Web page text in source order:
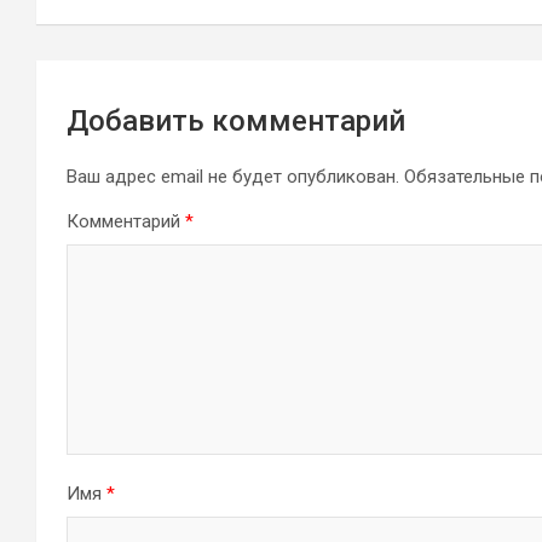
Добавить комментарий
Ваш адрес email не будет опубликован. Обязательные
Комментарий *
Имя *